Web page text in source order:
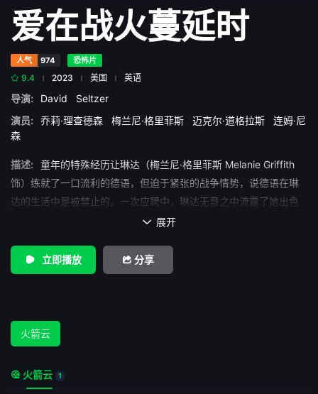
爱在战火蔓延时
人气 974 恐怖片
9.4 2023 美国 英语
导演: David Seltzer
演员:
乔莉·理查德森 梅兰尼·格里菲斯 迈克尔·道格拉斯
连姆·尼
森
描述:
童年的特殊经历让琳达（梅兰尼·格里菲斯 Melanie Griffith
饰）练就了一口流利的德语，但迫于紧张的战争情势，说德语在琳
达的生活中是被禁止的。一次应聘中，琳达无意之中流露了她出色
的语言天赋，此时老板爱德（迈克尔·道格拉斯 Michael Douglas
间的流逝，琳达和爱德之间的关系越来越密切，战争的爆发让琳达
意识到，看似从商的爱德实际上是一名情报收集人员，而她已经无
请缨，爱德与其约定一周后必须离开德国，琳达却失约了。在琳达
的身上到底发生了什么？她是否安全？对此爱德一无所知。
 展开
立即播放 分享
火箭云
火箭云 1